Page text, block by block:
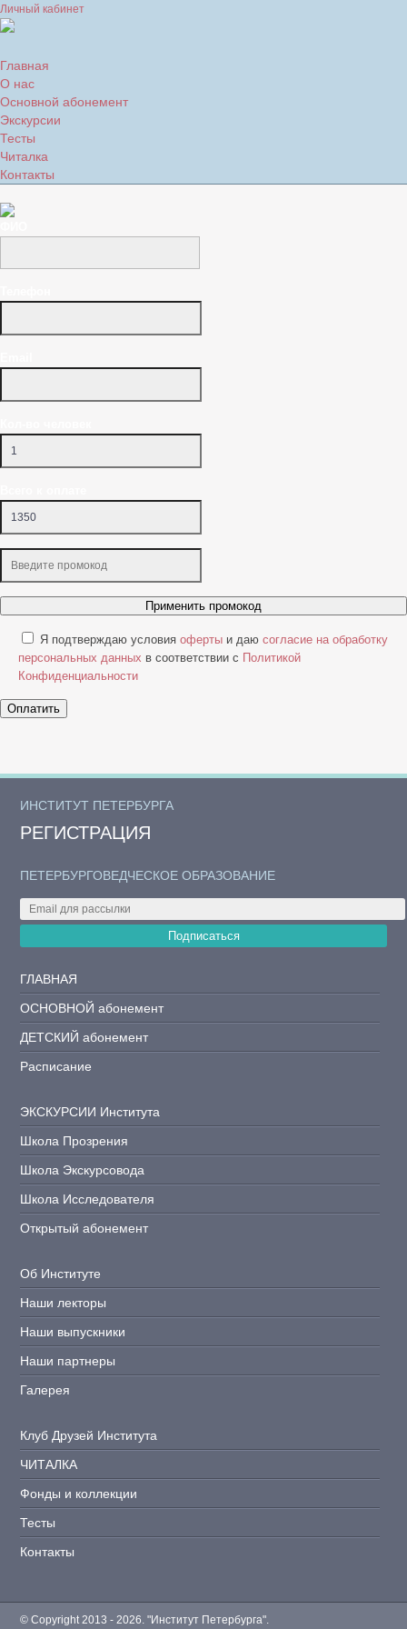
Личный кабинет
Главная
О нас
Основной абонемент
Экскурсии
Тесты
Читалка
Контакты
Применить промокод
Я подтверждаю условия оферты и даю согласие на обработку
персональных данных в соответствии с Политикой
Конфиденциальности
Оплатить
ИНСТИТУТ ПЕТЕРБУРГА
РЕГИСТРАЦИЯ
ГЛАВНАЯ
ОСНОВНОЙ абонемент
ДЕТСКИЙ абонемент
Расписание
ЭКСКУРСИИ Института
Школа Прозрения
Школа Экскурсовода
Школа Исследователя
Открытый абонемент
Об Институте
Наши лекторы
Наши выпускники
Наши партнеры
Галерея
Клуб Друзей Института
ЧИТАЛКА
Фонды и коллекции
Тесты
Контакты
ПЕТЕРБУРГОВЕДЧЕСКОЕ ОБРАЗОВАНИЕ
Подписаться
© Copyright 2013 - 2026. "Институт Петербурга".